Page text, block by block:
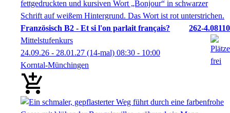
Französisch B2 - Et si l'on parlait français?
262-4.08110
Mittelstufenkurs
24.09.26 - 28.01.27 (14-mal) 08:30 - 10:00
Korntal-Münchingen